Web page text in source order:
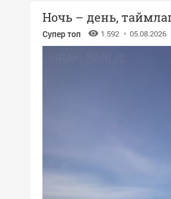
Ночь – день,
Супер топ 1 592 05.08.2026